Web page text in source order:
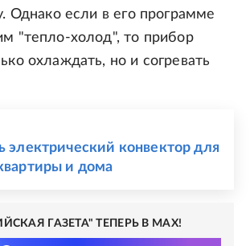
Однако если в его программе
"тепло-холод", то прибор
охлаждать, но и согревать
электрический конвектор для
и дома
ГАЗЕТА" ТЕПЕРЬ В MAX!